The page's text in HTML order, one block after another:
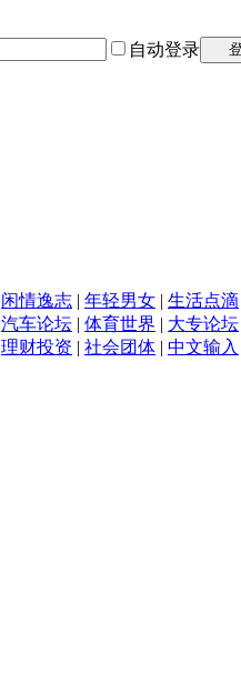
自动登录
闲情逸志 | 年轻男女 | 生活点滴
汽车论坛 | 体育世界 | 大专论坛
理财投资 | 社会团体 | 中文输入